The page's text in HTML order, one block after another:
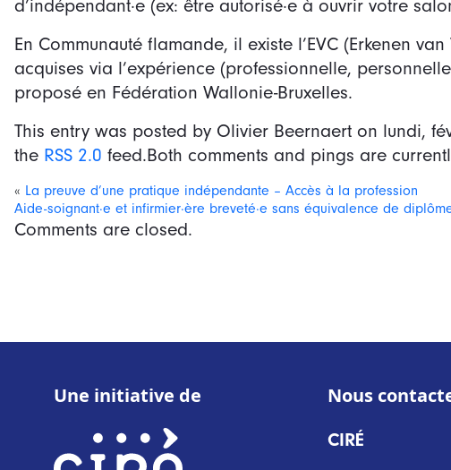
d’indépendant·e (ex: être autorisé·e à ouvrir votre
En Communauté flamande, il existe l’EVC (Erkenen
acquises via l’expérience (professionnelle,
proposé en Fédération Wallonie-Bruxelles.
This entry was posted by Olivier Beernaert on lundi,
the RSS 2.0 feed.Both comments and pings are
« La preuve d’une pratique indépendante – Accès à la profession
Aide-soignant·e et infirmier·ère breveté·e sans équivalence de
Comments are closed.
Une initiative de Nous
CIRÉ